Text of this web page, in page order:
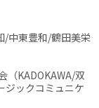
/中東豊和/鶴田美栄
（KADOKAWA/双
ックコミュニケ